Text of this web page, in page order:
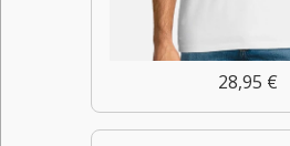
28,95 €